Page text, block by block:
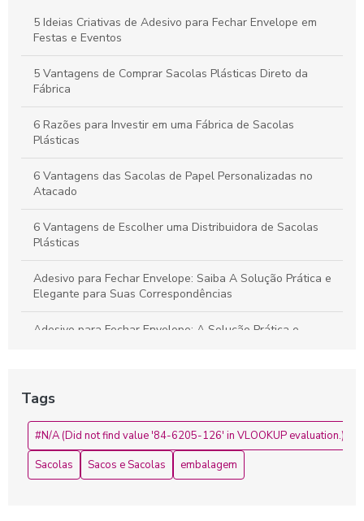
Adesivos para Embalagens Plásticas que Transformam Seu
Produto em Destaque
5 Ideias Criativas de Adesivo para Fechar Envelope em
Festas e Eventos
5 Vantagens de Comprar Sacolas Plásticas Direto da
Fábrica
6 Razões para Investir em uma Fábrica de Sacolas
Plásticas
6 Vantagens das Sacolas de Papel Personalizadas no
Atacado
6 Vantagens de Escolher uma Distribuidora de Sacolas
Plásticas
Adesivo para Fechar Envelope: Saiba A Solução Prática e
Elegante para Suas Correspondências
Adesivo para Fechar Envelope: A Solução Prática e
Suas Necessidades
Adesivo para Fechar Envelope: Como Escolher o Melhor
para Suas Necessidades
Adesivo para Fechar Envelope: Ideias Criativas e Práticas
Tags
#N/A (Did not find value '84-6205-126' in VLOOKUP evaluation.)
Sacolas
Sacos e Sacolas embalagem